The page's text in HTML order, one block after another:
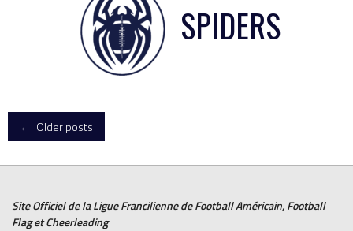
SPIDERS
Posts
navigation
← Older posts
Site Officiel de la Ligue Francilienne deFootball Américain,Football
FlagetCheerleading